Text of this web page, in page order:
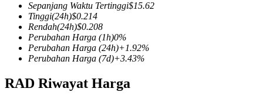
TradFi
Derivatif saham, forex, logam mulia, dan komoditas
Sepanjang Waktu Tertinggi$15.62
Tinggi(24h)$0.214
Rendah(24h)$0.208
Perubahan Harga (1h)0%
Perubahan Harga (24h)+1.92%
Perubahan Harga (7d)+3.43%
RAD Riwayat Harga